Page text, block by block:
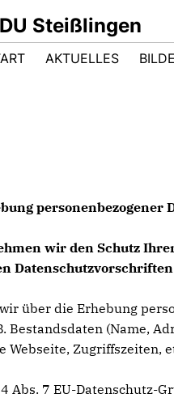
Steißlingen
AKTUELLES
personenbezogener
wir den Schutz
über die Erhebung
Bestandsdaten (Name,
Webseite,
Abs. 7 EU-Datenschutz-